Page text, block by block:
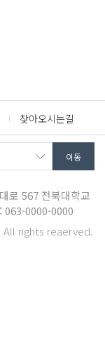
찾아오시는길
로 567 전북대학교
063-0000-0000
rights reaerved.